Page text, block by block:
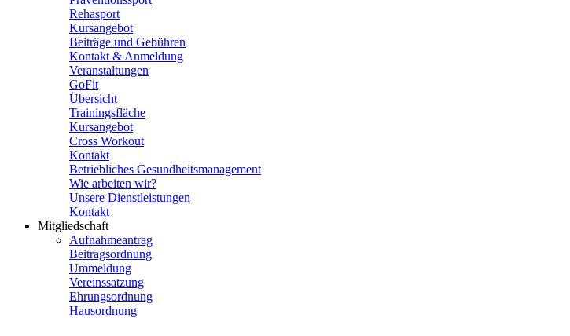
Rehasport
Kursangebot
Beiträge und Gebühren
Kontakt & Anmeldung
Veranstaltungen
GoFit
Übersicht
Trainingsfläche
Kursangebot
Cross Workout
Kontakt
Betriebliches Gesundheitsmanagement
Wie arbeiten wir?
Unsere Dienstleistungen
Kontakt
Mitgliedschaft
Aufnahmeantrag
Beitragsordnung
Ummeldung
Vereinssatzung
Ehrungsordnung
Hausordnung